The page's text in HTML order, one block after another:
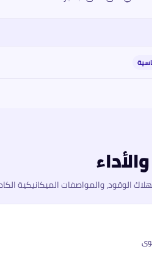
الوقود، والمواصفات الميكانيكية